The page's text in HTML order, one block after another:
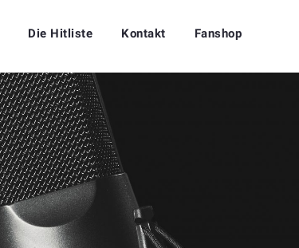
Die Hitliste Kontakt Fanshop